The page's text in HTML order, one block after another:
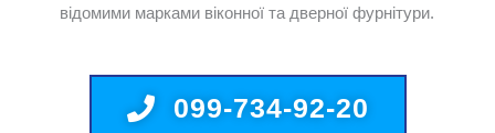
відомими марками віконної та дверної фурнітури.
099-734-92-20